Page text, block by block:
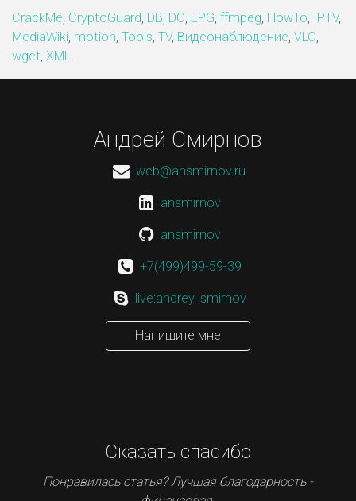
CrackMe, CryptoGuard, DB, DC, EPG, ffmpeg, HowTo, IPTV,
MediaWiki, motion, Tools, TV, Видеонаблюдение, VLC,
wget, XML.
Андрей Смирнов
web@ansmirnov.ru
ansmirnov
ansmirnov
+7(499)499-59-39
live:andrey_smirnov
Напишите мне
Сказать спасибо
Понравилась статья? Лучшая благодарность -